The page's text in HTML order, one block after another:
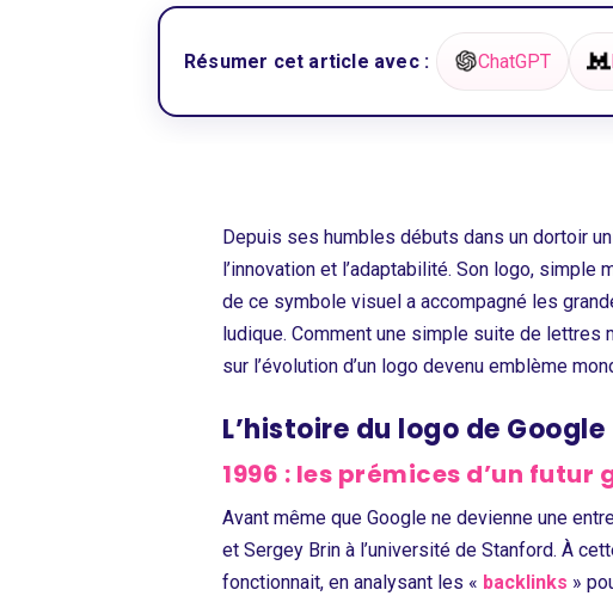
Résumer cet article avec : ChatGPT
Depuis ses humbles débuts dans un dortoir
l’innovation et l’adaptabilité. Son logo,
de ce symbole visuel a accompagné les
ludique. Comment une simple suite de
sur l’évolution d’un logo devenu emblème
L’histoire du logo de Google
1996 : les prémices d’un futur
Avant même que Google ne devienne une
et Sergey Brin à l’université de Stanford. À
fonctionnait, en analysant les « backlinks »